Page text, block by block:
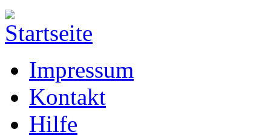
Impressum
Kontakt
Hilfe